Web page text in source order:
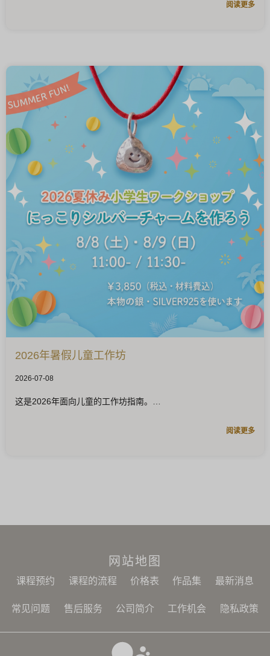
阅读更多
2026年暑假儿童工作坊
2026-07-08
这是2026年面向儿童的工作坊指南。
阅读更多
网站地图
课程预约 课程的流程 价格表 作品集 最新消息
常见问题 售后服务 公司简介 工作机会 隐私政策